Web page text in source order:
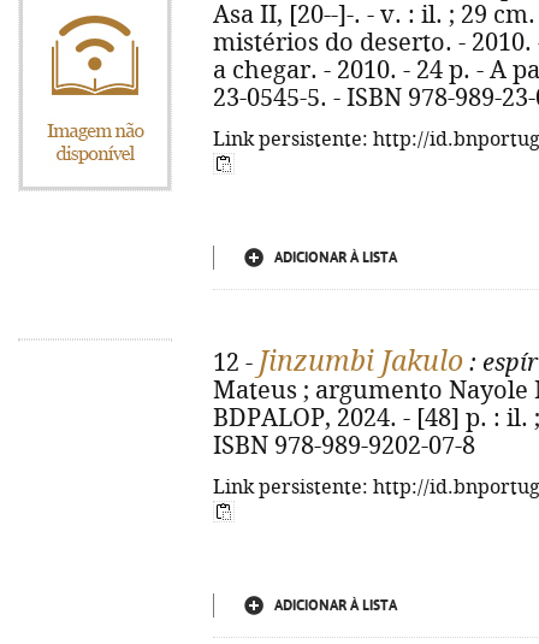
Asa II, [20--]-. - v. : il. ; 29
mistérios do deserto. - 2010.
a chegar. - 2010. - 24 p. - A
23-0545-5. - ISBN 978-989-
Link persistente: http://
ADICIONAR À LISTA
12 - Jinzumbi Jakulo :
Mateus ; argumento Nayole
BDPALOP, 2024. - [48] p. :
ISBN 978-989-9202-07-8
Link persistente: http://
ADICIONAR À LISTA